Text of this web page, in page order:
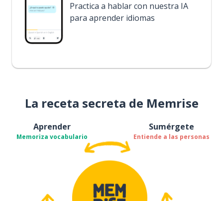
Practica a hablar con nuestra IA
para aprender idiomas
La receta secreta de Memrise
Aprender
Memoriza vocabulario
Sumérgete
Entiende a las personas